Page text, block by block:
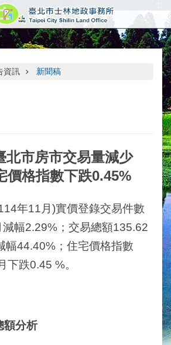
資訊 新聞稿
北市房市交易量減少
格指數下跌0.45%
年11月)實價登錄交易件數
幅2.29%；交易總額135.62
幅44.40%；住宅價格指數
下跌0.45 %。
額分析